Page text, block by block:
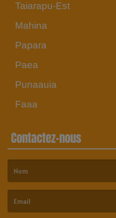
Taiarapu-Est
Mahina
Papara
Paea
Punaauia
Faaa
Contactez-nous